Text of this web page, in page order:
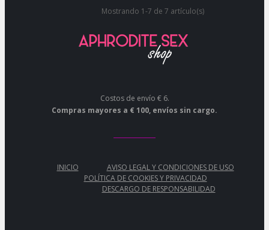
Mostrando 1-7 de 7 artículo(s)
Costos de envío € 6.
Compras mayores a € 100, envíos sin cargo.
INICIO
AVISO LEGAL Y CONDICIONES DE USO
POLÍTICA DE COOKIES Y PRIVACIDAD
DESCARGO DE RESPONSABILIDAD